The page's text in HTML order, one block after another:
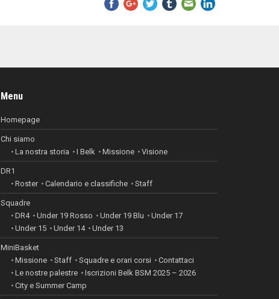
Menu
Homepage
Chi siamo
La nostra storia
I Belk Missione Visione
DR1
Roster
Calendario e classifiche Staff
Squadre
DR4
Under 19 Rosso Under 19 Blu
Under 17
Under 15
Under 14 Under 13
MiniBasket
Missione
Staff Squadre e orari corsi
Contattaci
Le nostre palestre
Iscrizioni Belk BSM 2025 – 2026
City e Summer Camp